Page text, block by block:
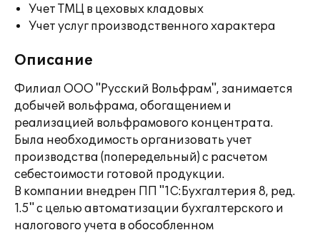
Учет ТМЦ в цеховых кладовых
Учет услуг производственного характера
Описание
Филиал ООО "Русский Вольфрам", занимается
добычей вольфрама, обогащением и
реализацией вольфрамового концентрата.
Была необходимость организовать учет
производства (попередельный) с расчетом
себестоимости готовой продукции.
В компании внедрен ПП "1С:Бухгалтерия 8, ред.
1.5" с целью автоматизации бухгалтерского и
налогового учета в обособленном